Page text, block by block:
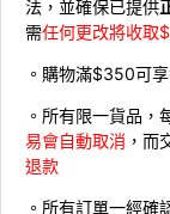
法，並確保已提供
需任何更改將收取
。購物滿$350可
。所有限一貨品，
易會自動取消 ，而
退款
。所有訂單一經確